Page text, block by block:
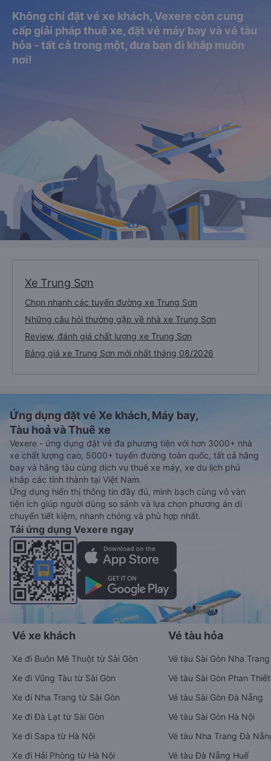
Không chỉ đặt vé xe khách, Vexere còn cung
cấp giải pháp thuê xe, đặt vé máy bay và vé tàu
hỏa - tất cả trong một, đưa bạn đi khắp muôn
nơi!
Xe Trung Sơn
Chọn nhanh các tuyến đường xe Trung Sơn
Những câu hỏi thường gặp về nhà xe Trung Sơn
Review, đánh giá chất lượng xe Trung Sơn
Bảng giá xe Trung Sơn mới nhất tháng 08/2026
Ứng dụng đặt vé Xe khách, Máy bay,
Tàu hoả và Thuê xe
Vexere - ứng dụng đặt vé đa phương tiện với hơn 3000+ nhà
xe chất lượng cao, 5000+ tuyến đường toàn quốc, tất cả hãng
bay và hãng tàu cùng dịch vụ thuê xe máy, xe du lịch phủ
khắp các tỉnh thành tại Việt Nam.
Ứng dụng hiển thị thông tin đầy đủ, minh bạch cùng vô vàn
tiện ích giúp người dùng so sánh và lựa chọn phương án di
chuyển tiết kiệm, nhanh chóng và phù hợp nhất.
Tải ứng dụng Vexere ngay
Vé xe khách
Xe đi Buôn Mê Thuột từ Sài Gòn
Xe đi Vũng Tàu từ Sài Gòn
Xe đi Nha Trang từ Sài Gòn
Xe đi Đà Lạt từ Sài Gòn
Xe đi Sapa từ Hà Nội
Xe đi Hải Phòng từ Hà Nội
Vé tàu hỏa
Vé tàu Sài Gòn Nha Trang
Vé tàu Sài Gòn Phan Thiết
Vé tàu Sài Gòn Đà Nẵng
Vé tàu Sài Gòn Hà Nội
Vé tàu Nha Trang Đà
Vé tàu Đà Nẵng Huế